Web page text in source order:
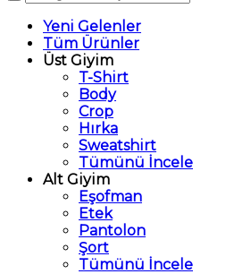
Yeni Gelenler
Tüm Ürünler
Üst Giyim
T-Shirt
Body
Crop
Hırka
Sweatshirt
Tümünü İncele
Alt Giyim
Eşofman
Etek
Pantolon
Şort
Tümünü İncele